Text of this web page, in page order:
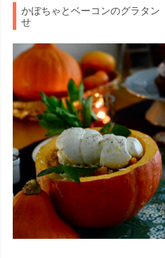
かぼちゃとベーコンのグラタ
せ